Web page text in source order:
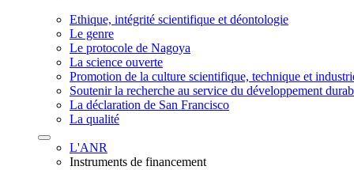
Ethique, intégrité scientifique et déontologie
Le genre
Le protocole de Nagoya
La science ouverte
Promotion de la culture scientifique, technique et
Soutenir la recherche au service du développement
La déclaration de San Francisco
La qualité
L'ANR
Instruments de financement